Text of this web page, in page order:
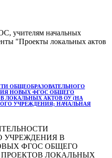
учителям начальных
"Проекты локальных актов
ОБЩЕОБРАЗОВАТЕЛЬНОГО
НОВЫХ ФГОС ОБЩЕГО
ЛОКАЛЬНЫХ АКТОВ ОУ (НА
УЧРЕЖДЕНИЯ; НАЧАЛЬНАЯ
УЧРЕЖДЕНИЯ В
ФГОС ОБЩЕГО
ЛОКАЛЬНЫХ